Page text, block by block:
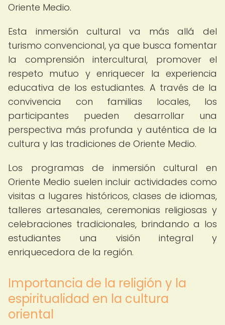
Oriente Medio.
Esta inmersión cultural va más allá del
turismo convencional, ya que busca fomentar
la comprensión intercultural, promover el
respeto mutuo y enriquecer la experiencia
educativa de los estudiantes. A través de la
convivencia con familias locales, los
participantes pueden desarrollar una
perspectiva más profunda y auténtica de la
cultura y las tradiciones de Oriente Medio.
Los programas de inmersión cultural en
Oriente Medio suelen incluir actividades como
visitas a lugares históricos, clases de idiomas,
talleres artesanales, ceremonias religiosas y
celebraciones tradicionales, brindando a los
estudiantes una visión integral y
enriquecedora de la región.
Importancia de la religión y la
espiritualidad en la cultura
oriental